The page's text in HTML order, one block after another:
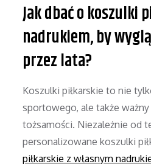
Jak dbać o koszulki
nadrukiem, by
przez lata?
Koszulki piłkarskie to nie
sportowego, ale także
tożsamości. Niezależnie od
personalizowane koszulki
piłkarskie z własnym